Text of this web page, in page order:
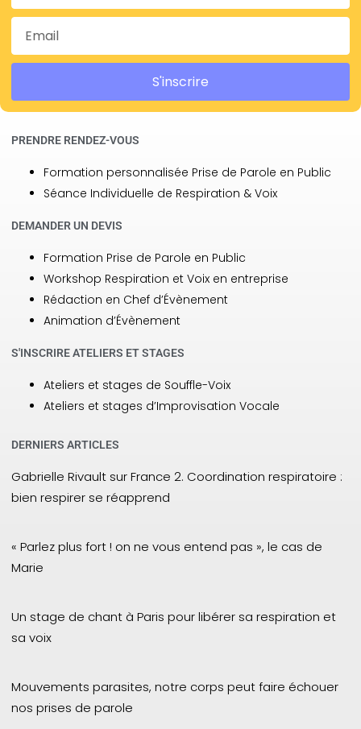
S'inscrire
PRENDRE RENDEZ-VOUS
Formation personnalisée Prise de Parole en Public
Séance Individuelle de Respiration & Voix
DEMANDER UN DEVIS
Formation Prise de Parole en Public
Workshop Respiration et Voix en entreprise
Rédaction en Chef d’Évènement
Animation d’Évènement
S'INSCRIRE ATELIERS ET STAGES
Ateliers et stages de Souffle-Voix
Ateliers et stages d’Improvisation Vocale
DERNIERS ARTICLES
Gabrielle Rivault sur France 2. Coordination respiratoire :
bien respirer se réapprend
« Parlez plus fort ! on ne vous entend pas », le cas de
Marie
Un stage de chant à Paris pour libérer sa respiration et
sa voix
Mouvements parasites, notre corps peut faire échouer
nos prises de parole